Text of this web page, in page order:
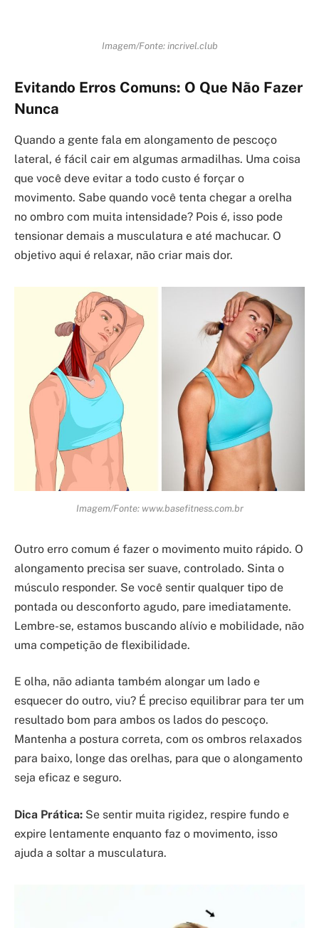
Imagem/Fonte: incrivel.club
Evitando Erros Comuns: O Que Não Fazer
Nunca
Quando a gente fala em alongamento de pescoço
lateral, é fácil cair em algumas armadilhas. Uma coisa
que você deve evitar a todo custo é forçar o
movimento. Sabe quando você tenta chegar a orelha
no ombro com muita intensidade? Pois é, isso pode
tensionar demais a musculatura e até machucar. O
objetivo aqui é relaxar, não criar mais dor.
Imagem/Fonte: www.basefitness.com.br
Outro erro comum é fazer o movimento muito rápido. O
alongamento precisa ser suave, controlado. Sinta o
músculo responder. Se você sentir qualquer tipo de
pontada ou desconforto agudo, pare imediatamente.
Lembre-se, estamos buscando alívio e mobilidade, não
uma competição de flexibilidade.
E olha, não adianta também alongar um lado e
esquecer do outro, viu? É preciso equilibrar para ter um
resultado bom para ambos os lados do pescoço.
Mantenha a postura correta, com os ombros relaxados
para baixo, longe das orelhas, para que o alongamento
seja eficaz e seguro.
Dica Prática: Se sentir muita rigidez, respire fundo e
expire lentamente enquanto faz o movimento, isso
ajuda a soltar a musculatura.